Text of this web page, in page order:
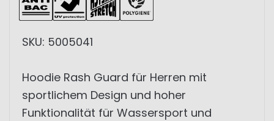
SKU: 5005041
Hoodie Rash Guard für Herren mit
sportlichem Design und hoher
Funktionalität für Wassersport und